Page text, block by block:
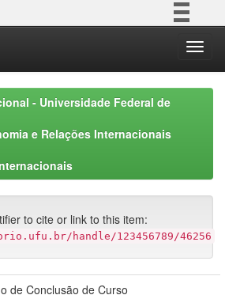
Participe
Acesso à informação
Legislação
- Universidade Federal de
e Relações Internacionais
to cite or link to this item:
handle/123456789/46256
de Conclusão de Curso